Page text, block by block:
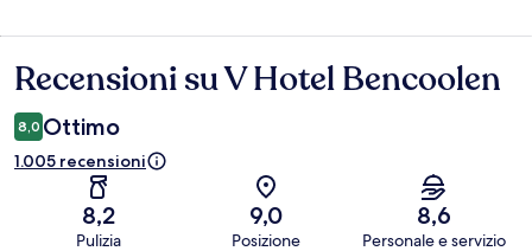
Recensioni
Recensioni su V Hotel Bencoolen
8,0 Ottimo
1.005 recensioni
8,2
Pulizia
9,0
Posizione
8,6
Personale e servizio